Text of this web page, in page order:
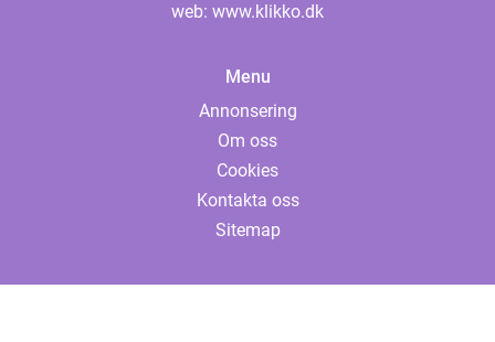
web: www.klikko.dk
Menu
Annonsering
Om oss
Cookies
Kontakta oss
Sitemap